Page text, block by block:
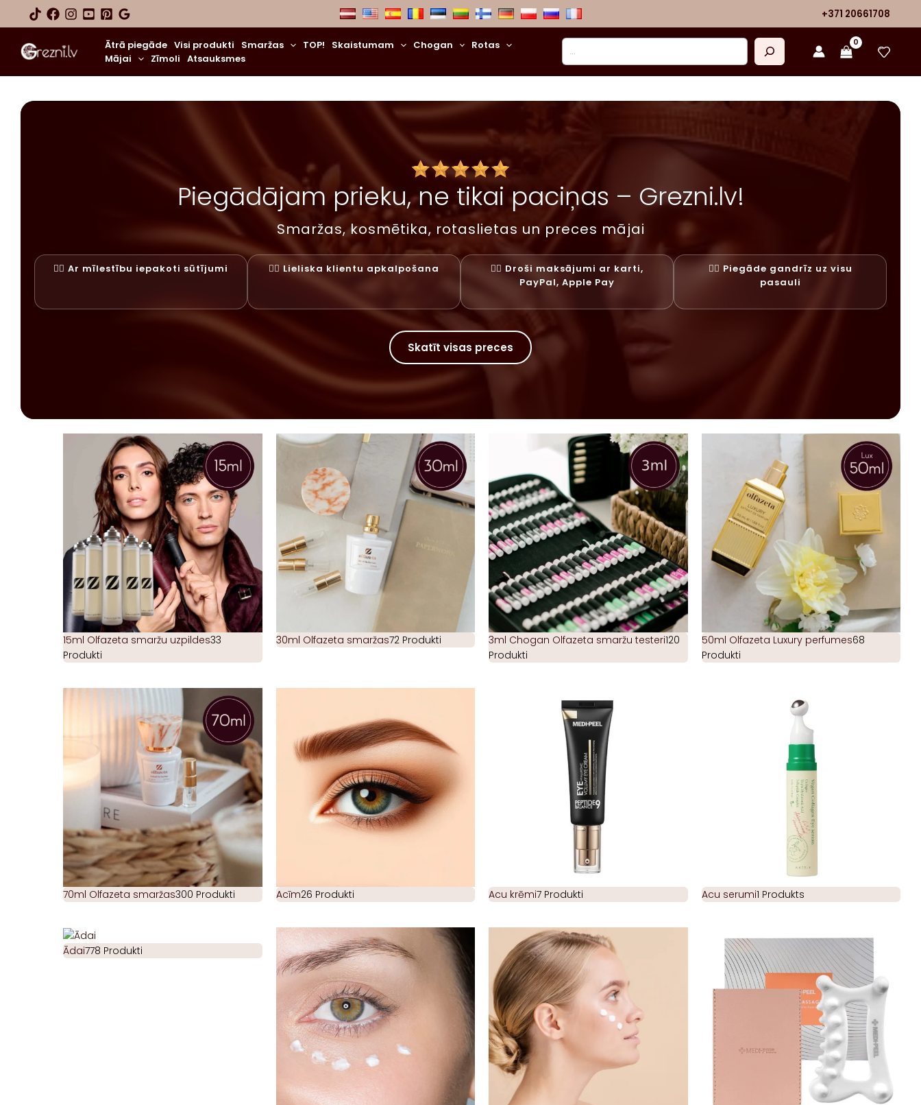
+371 20661708
Ātrā piegāde Visi produkti Smaržas TOP! Skaistumam Chogan
Rotas
Mājai
Zīmoli Atsauksmes
Meklēt
Piegādājam prieku, ne tikai paciņas – Grezni.lv!
Smaržas, kosmētika, rotaslietas un preces mājai
✓⃝ Ar mīlestību iepakoti sūtījumi ✓⃝ Lieliska klientu apkalpošana
✓⃝ Droši maksājumi ar karti,
PayPal, Apple Pay
✓⃝ Piegāde gandrīz uz visu
pasauli
Skatīt visas preces
15ml Olfazeta smaržu uzpildes33
Produkti
30ml Olfazeta smaržas72 Produkti 3ml Chogan Olfazeta smaržu testeri120
Produkti
50ml Olfazeta Luxury perfumes68
Produkti
70ml Olfazeta smaržas300 Produkti Acīm26 Produkti Acu krēmi7 Produkti Acu serumi1 Produkts
Ādai778 Produkti